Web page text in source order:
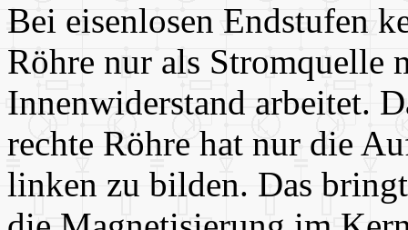
Bei eisenlosen Endstufen
Röhre nur als Stromquelle
Innenwiderstand arbeitet.
rechte Röhre hat nur die
linken zu bilden. Das